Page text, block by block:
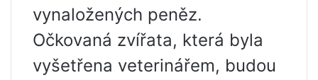
vynaložených peněz.
Očkovaná zvířata, která byla
vyšetřena veterinářem, budou